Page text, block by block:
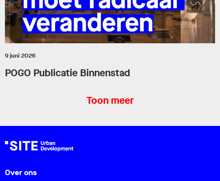
9 juni 2026
POGO Publicatie Binnenstad
Toon meer
Over ons